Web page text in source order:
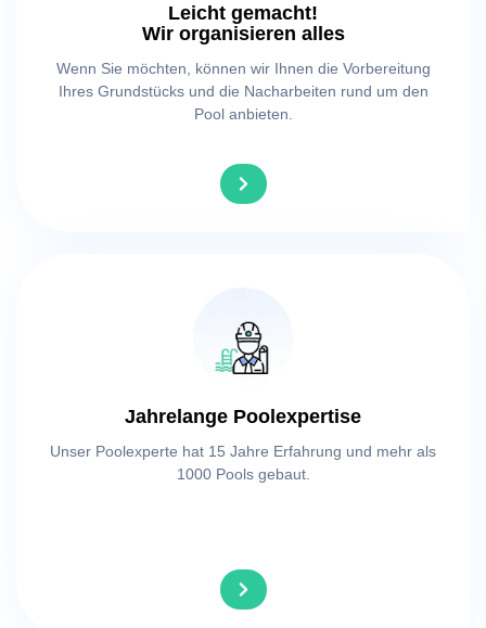
Leicht gemacht!
Wir organisieren alles
Wenn Sie möchten, können wir Ihnen die Vorbereitung
Ihres Grundstücks und die Nacharbeiten rund um den
Pool anbieten.
Jahrelange Poolexpertise
Unser Poolexperte hat 15 Jahre Erfahrung und mehr als
1000 Pools gebaut.